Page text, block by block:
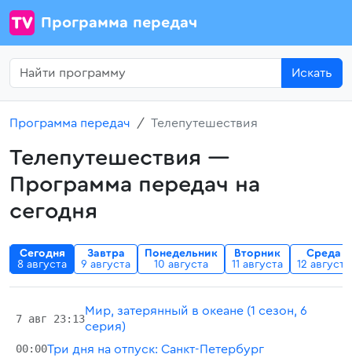
Программа передач
Искать
Программа передач Телепутешествия
Телепутешествия —
Программа передач на
сегодня
Сегодня
8 августа
Завтра
9 августа
Понедельник
10 августа
Вторник
11 августа
Среда
12 августа
7 авг 23:13
Мир, затерянный в океане (1 сезон, 6
серия)
00:00Три дня на отпуск: Санкт-Петербург